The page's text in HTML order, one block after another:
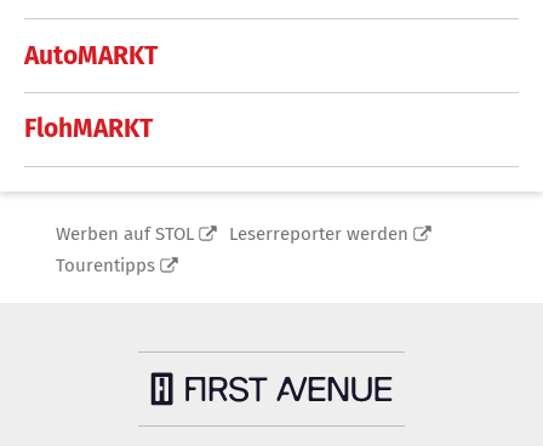
AutoMARKT
FlohMARKT
Werben auf STOL
Leserreporter werden
Tourentipps